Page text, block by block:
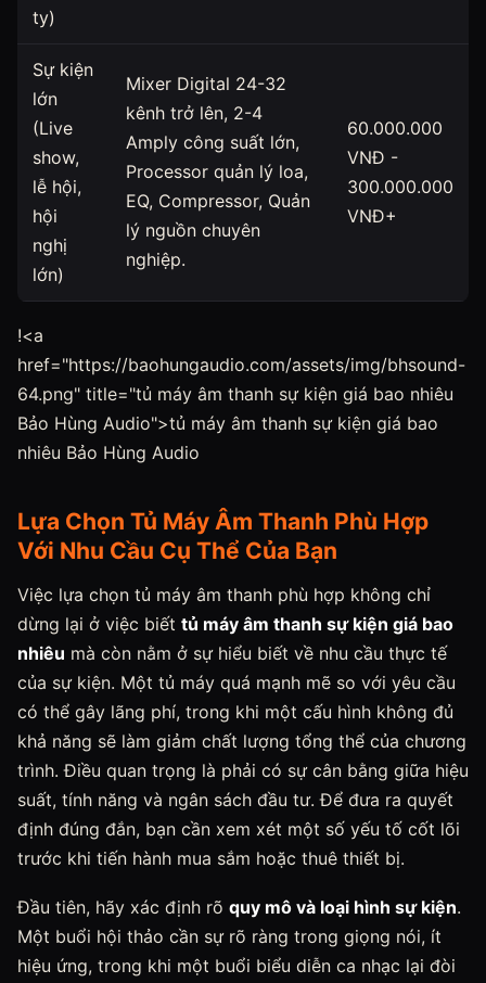
ty)
Sự kiện
lớn
(Live
show,
lễ hội,
hội
nghị
lớn)
Mixer Digital 24-32
kênh trở lên, 2-4
Amply công suất lớn,
Processor quản lý loa,
EQ, Compressor, Quản
lý nguồn chuyên
nghiệp.
60.000.000
VNĐ -
300.000.000
VNĐ+
!<a
href="https://baohungaudio.com/assets/img/bhsound-
64.png" title="tủ máy âm thanh sự kiện giá bao nhiêu
Bảo Hùng Audio">tủ máy âm thanh sự kiện giá bao
nhiêu Bảo Hùng Audio
Lựa Chọn Tủ Máy Âm Thanh Phù Hợp
Với Nhu Cầu Cụ Thể Của Bạn
Việc lựa chọn tủ máy âm thanh phù hợp không chỉ
dừng lại ở việc biết tủ máy âm thanh sự kiện giá bao
nhiêu mà còn nằm ở sự hiểu biết về nhu cầu thực tế
của sự kiện. Một tủ máy quá mạnh mẽ so với yêu cầu
có thể gây lãng phí, trong khi một cấu hình không đủ
khả năng sẽ làm giảm chất lượng tổng thể của chương
trình. Điều quan trọng là phải có sự cân bằng giữa hiệu
suất, tính năng và ngân sách đầu tư. Để đưa ra quyết
định đúng đắn, bạn cần xem xét một số yếu tố cốt lõi
trước khi tiến hành mua sắm hoặc thuê thiết bị.
Đầu tiên, hãy xác định rõ quy mô và loại hình sự kiện.
Một buổi hội thảo cần sự rõ ràng trong giọng nói, ít
hiệu ứng, trong khi một buổi biểu diễn ca nhạc lại đòi